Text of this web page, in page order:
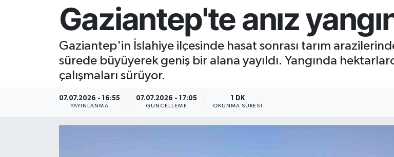
Gaziantep'te anız
Gaziantep'in İslahiye ilçesinde hasat sonrası tarım
sürede büyüyerek geniş bir alana yayıldı. Yangında
çalışmaları sürüyor.
07.07.2026 - 16:55
YAYINLANMA
07.07.2026 - 17:05
GÜNCELLEME
1 DK
OKUNMA SÜRESI
Resmi İlan